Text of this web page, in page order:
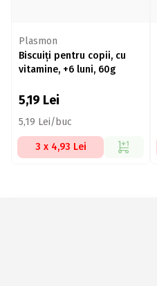
Plasmon
Biscuiți pentru copii, cu
vitamine, +6 luni, 60g
5,19 Lei
5,19 Lei/buc
3 x 4,93 Lei